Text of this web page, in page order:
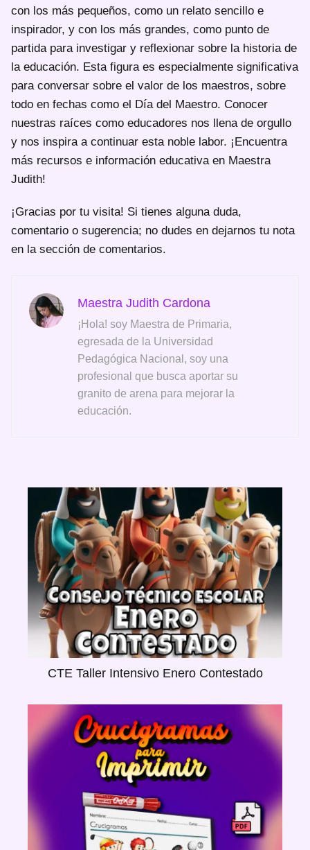
con los más pequeños, como un relato sencillo e
inspirador, y con los más grandes, como punto de
partida para investigar y reflexionar sobre la historia de
la educación. Esta figura es especialmente significativa
para conversar sobre el valor de los maestros, sobre
todo en fechas como el Día del Maestro. Conocer
nuestras raíces como educadores nos llena de orgullo
y nos inspira a continuar esta noble labor. ¡Encuentra
más recursos e información educativa en Maestra
Judith!
¡Gracias por tu visita! Si tienes alguna duda,
comentario o sugerencia; no dudes en dejarnos tu nota
en la sección de comentarios.
Maestra Judith Cardona
¡Hola! soy Maestra de Primaria,
egresada de la Universidad
Pedagógica Nacional, soy una
profesional que busca aportar su
granito de arena para mejorar la
educación.
CTE Taller Intensivo Enero Contestado